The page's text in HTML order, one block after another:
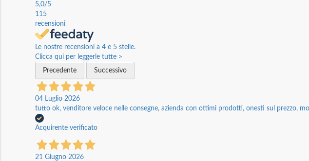
5,0/5
115
recensioni
Le nostre recensioni a 4 e 5 stelle.
Clicca qui per leggerle tutte >
Precedente
Successivo
04 Luglio 2026
tutto ok, venditore veloce nelle consegne, azienda con ottimi prodotti, onesti sul prezzo,
Acquirente verificato
21 Giugno 2026